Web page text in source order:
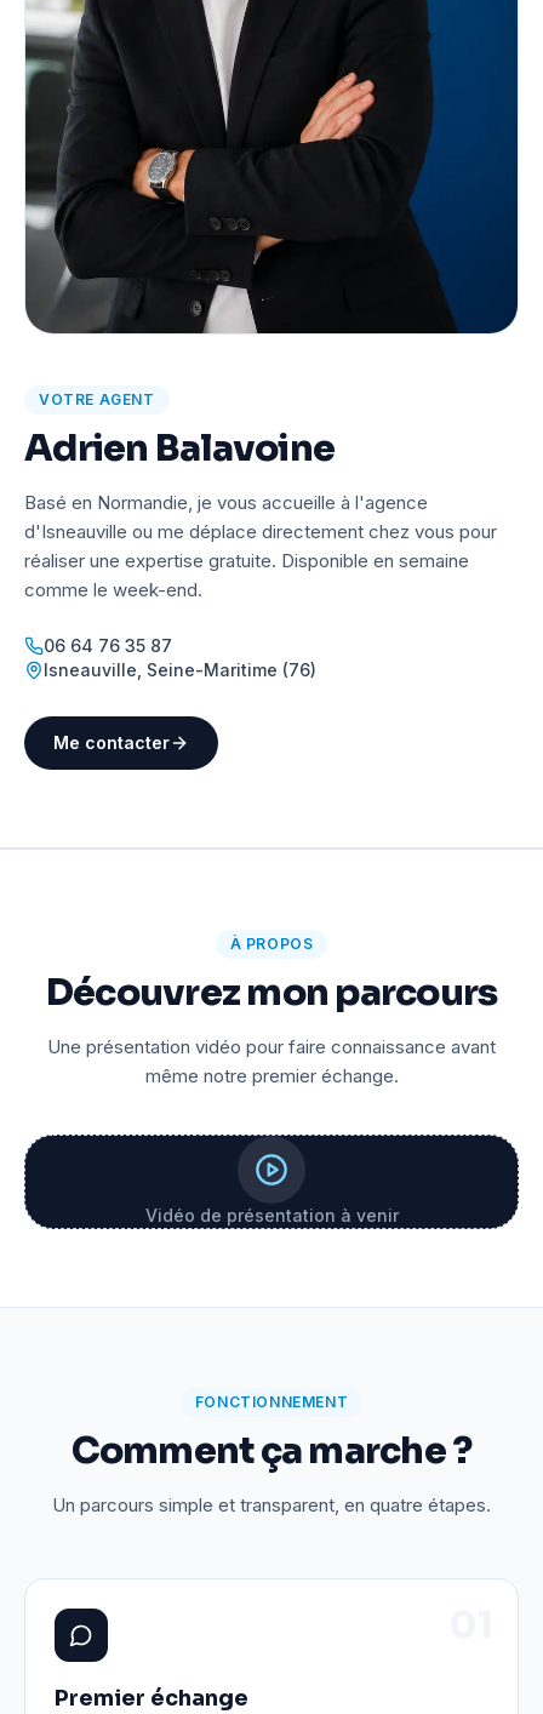
VOTRE AGENT
Adrien Balavoine
Basé en Normandie, je vous accueille à l'agence
d'Isneauville ou me déplace directement chez vous pour
réaliser une expertise gratuite. Disponible en semaine
comme le week-end.
06 64 76 35 87
Isneauville Seine-Maritime (76)
Me contacter
À PROPOS
Découvrez mon parcours
Une présentation vidéo pour faire connaissance avant
même notre premier échange.
Vidéo de présentation à venir
FONCTIONNEMENT
Comment ça marche ?
Un parcours simple et transparent, en quatre étapes.
Premier échange